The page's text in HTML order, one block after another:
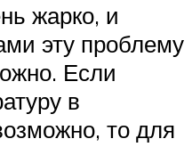
жарко, и
эту проблему
Если
в
то для